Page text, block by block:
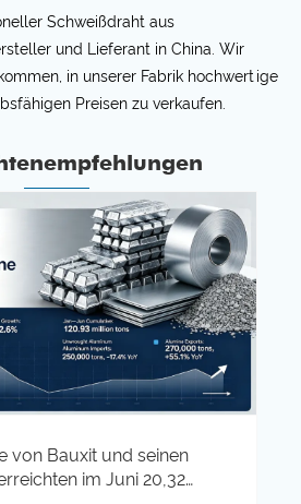
Schweißdraht aus
und Lieferant in China. Wir
in unserer Fabrik hochwertige
Preisen zu verkaufen.
von Bauxit und seinen
im Juni 20,32